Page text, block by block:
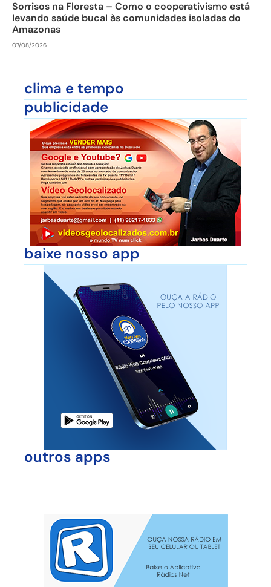
Sorrisos na Floresta – Como o cooperativismo está
levando saúde bucal às comunidades isoladas do
Amazonas
07/08/2026
clima e tempo
publicidade
baixe nosso app
outros apps